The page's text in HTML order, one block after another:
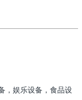
，娱乐设备，食品设